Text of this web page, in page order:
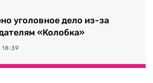
уголовное дело из-за
«Колобка»